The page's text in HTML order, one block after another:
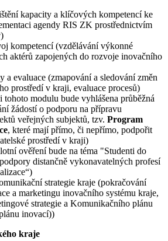
kapacity a klíčových kompetencí ke
agendy RIS ZK prostřednictvím
kompetencí (vzdělávání výkonné
aktérů zapojených do rozvoje inovačního
a evaluace (zmapování a sledování změn
prostředí v kraji, evaluace procesů)
tohoto modulu bude vyhlášena průběžná
žádostí o podporu na přípravu
veřejných subjektů, tzv. Program
, které mají přímo, či nepřímo, podpořit
prostředí v kraji)
ověření bude na téma "Studenti do
distančně vykonavatelných profesí
strategie kraje (pokračování
a marketingu inovačního systému kraje,
strategie a Komunikačního plánu
inovací))
kraje